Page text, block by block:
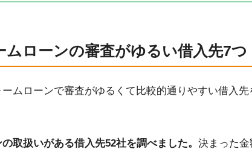
ンの審査に通りやすくする対処法
ムローンの審査がゆるい借入先7つ
ムローンで審査がゆるくて比較的通りやすい借入先
取扱いがある借入先52社を調べました。 決まった